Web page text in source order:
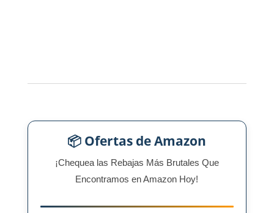
📦 Ofertas de Amazon
¡Chequea las Rebajas Más Brutales Que
Encontramos en Amazon Hoy!